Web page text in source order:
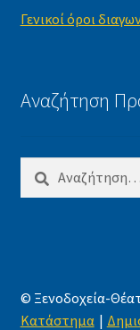
Γενικοί όροι
Αναζήτηση
για:
© Ξενοδοχεία-
Κατάστημα